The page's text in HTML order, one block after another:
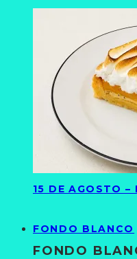
15 DE AGOSTO –
FONDO BLANCO
FONDO